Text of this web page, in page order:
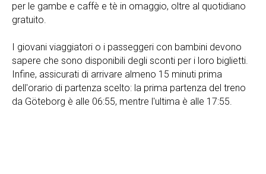
per le gambe e caffè e tè in omaggio, oltre al quotidiano
gratuito.
I giovani viaggiatori o i passeggeri con bambini devono
sapere che sono disponibili degli sconti per i loro biglietti.
Infine, assicurati di arrivare almeno 15 minuti prima
dell'orario di partenza scelto: la prima partenza del treno
da Göteborg è alle 06:55, mentre l'ultima è alle 17:55.